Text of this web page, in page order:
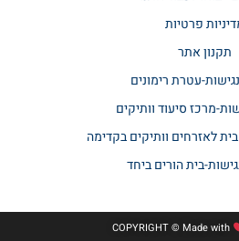
פרטיות
תקנון אתר​
עטרת רימונים
מרכז סיעוד וותיקים
לאזרחים וותיקים בקדימה
בית הורים ביחד
COPYRIGHT © Made with